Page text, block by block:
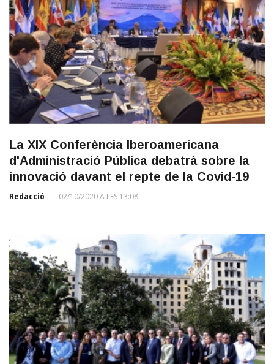
La XIX Conferència Iberoamericana
d'Administració Pública debatrà sobre la
innovació davant el repte de la Covid-19
Redacció 02/10/2020 A LES 13:08